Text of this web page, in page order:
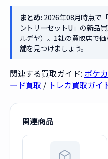
まとめ:2026年08月時点で
ントリーセットU」の新品
ルデヤ）。1社の買取店で
舗を見つけましょう。
関連する買取ガイド: ポケ
ード買取 / トレカ買取ガイ
関連商品